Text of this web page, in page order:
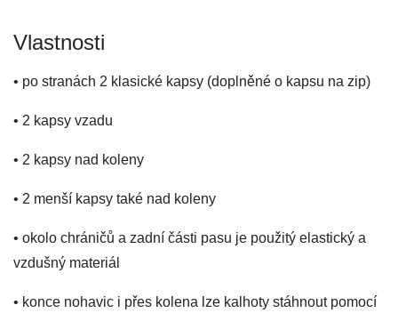
Vlastnosti
• po stranách 2 klasické kapsy (doplněné o kapsu na zip)
• 2 kapsy vzadu
• 2 kapsy nad koleny
• 2 menší kapsy také nad koleny
• okolo chráničů a zadní části pasu je použitý elastický a
vzdušný materiál
• konce nohavic i přes kolena lze kalhoty stáhnout pomocí